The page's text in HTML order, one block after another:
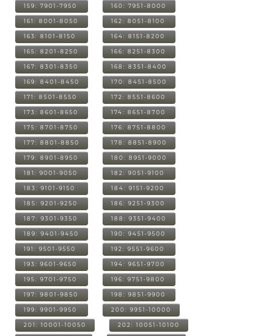
159: 7901-7950 160: 7951-8000
161: 8001-8050 162: 8051-8100
163: 8101-8150 164: 8151-8200
165: 8201-8250 166: 8251-8300
167: 8301-8350 168: 8351-8400
169: 8401-8450 170: 8451-8500
171: 8501-8550 172: 8551-8600
173: 8601-8650 174: 8651-8700
175: 8701-8750 176: 8751-8800
177: 8801-8850 178: 8851-8900
179: 8901-8950 180: 8951-9000
181: 9001-9050 182: 9051-9100
183: 9101-9150 184: 9151-9200
185: 9201-9250 186: 9251-9300
187: 9301-9350 188: 9351-9400
189: 9401-9450 190: 9451-9500
191: 9501-9550 192: 9551-9600
193: 9601-9650 194: 9651-9700
195: 9701-9750 196: 9751-9800
197: 9801-9850 198: 9851-9900
199: 9901-9950 200: 9951-10000
201: 10001-10050 202: 10051-10100